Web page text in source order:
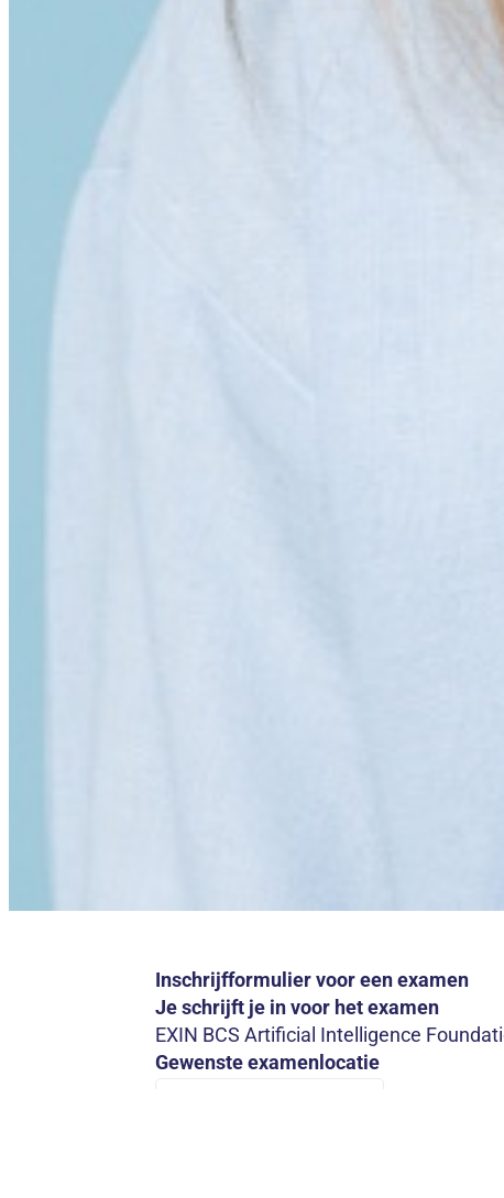
Inschrijfformulier voor een examen
Je schrijft je in voor het examen
EXIN BCS Artificial Intelligence
Gewenste examenlocatie